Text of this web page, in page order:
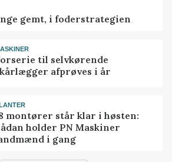
gemt, i foderstrategien
til selvkørende
afprøves i år
montører står klar i høsten:
holder PN Maskiner
i gang